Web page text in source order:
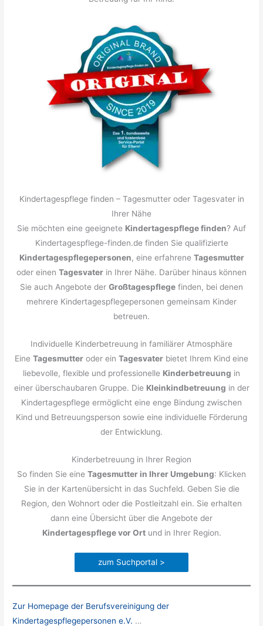
Kindertagespflege finden – Tagesmutter oder Tagesvater in
Ihrer Nähe
Sie möchten eine geeignete Kindertagespflege finden? Auf
Kindertagespflege-finden.de finden Sie qualifizierte
Kindertagespflegepersonen, eine erfahrene Tagesmutter
oder einen Tagesvater in Ihrer Nähe. Darüber hinaus können
Sie auch Angebote der Großtagespflege finden, bei denen
mehrere Kindertagespflegepersonen gemeinsam Kinder
betreuen.
Individuelle Kinderbetreuung in familiärer Atmosphäre
Eine Tagesmutter oder ein Tagesvater bietet Ihrem Kind eine
liebevolle, flexible und professionelle Kinderbetreuung in
einer überschaubaren Gruppe. Die Kleinkindbetreuung in der
Kindertagespflege ermöglicht eine enge Bindung zwischen
Kind und Betreuungsperson sowie eine individuelle Förderung
der Entwicklung.
Kinderbetreuung in Ihrer Region
So finden Sie eine Tagesmutter in Ihrer Umgebung: Klicken
Sie in der Kartenübersicht in das Suchfeld. Geben Sie die
Region, den Wohnort oder die Postleitzahl ein. Sie erhalten
dann eine Übersicht über die Angebote der
Kindertagespflege vor Ortund in Ihrer Region.
zum Suchportal >
Zur Homepage der Berufsvereinigung der
Kindertagespflegepersonen e.V. …